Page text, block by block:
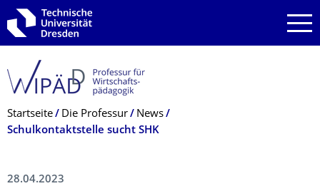
Zur Hauptnavigation springen
Zur Suche springen
Zum Inhalt springen
Breadcrumb-Menü
Startseite Die Professur
News
Schulkontaktstelle sucht SHK
28.04.2023